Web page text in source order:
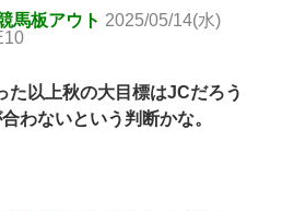
馬板アウト 2025/05/14(水)
た以上秋の大目標はJCだろう
わないという判断かな。